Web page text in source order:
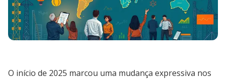
O início de 2025 marcou uma mudança expressiva nos